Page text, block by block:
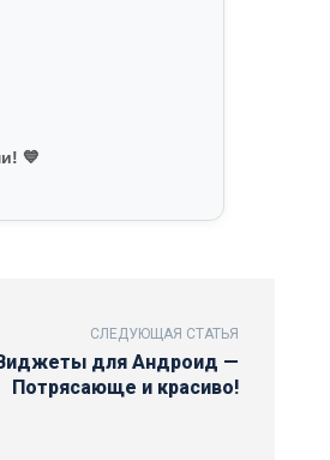
💙
СЛЕДУЮЩАЯ СТАТЬЯ
для Андроид —
Потрясающе и красиво!